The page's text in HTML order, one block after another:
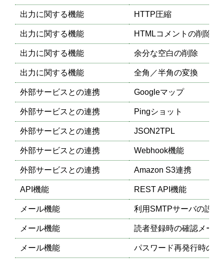
出力に関する機能 HTTP圧縮
出力に関する機能 HTMLコメントの削除
出力に関する機能 余分な空白の削除
出力に関する機能 全角／半角の変換
外部サービスとの連携 Googleマップ
外部サービスとの連携 Pingショット
外部サービスとの連携 JSON2TPL
外部サービスとの連携 Webhook機能
外部サービスとの連携 Amazon S3連携
API機能 REST API機能
メール機能 利用SMTPサーバの設定
メール機能 読者登録時の確認メール
メール機能 パスワード再発行時の確